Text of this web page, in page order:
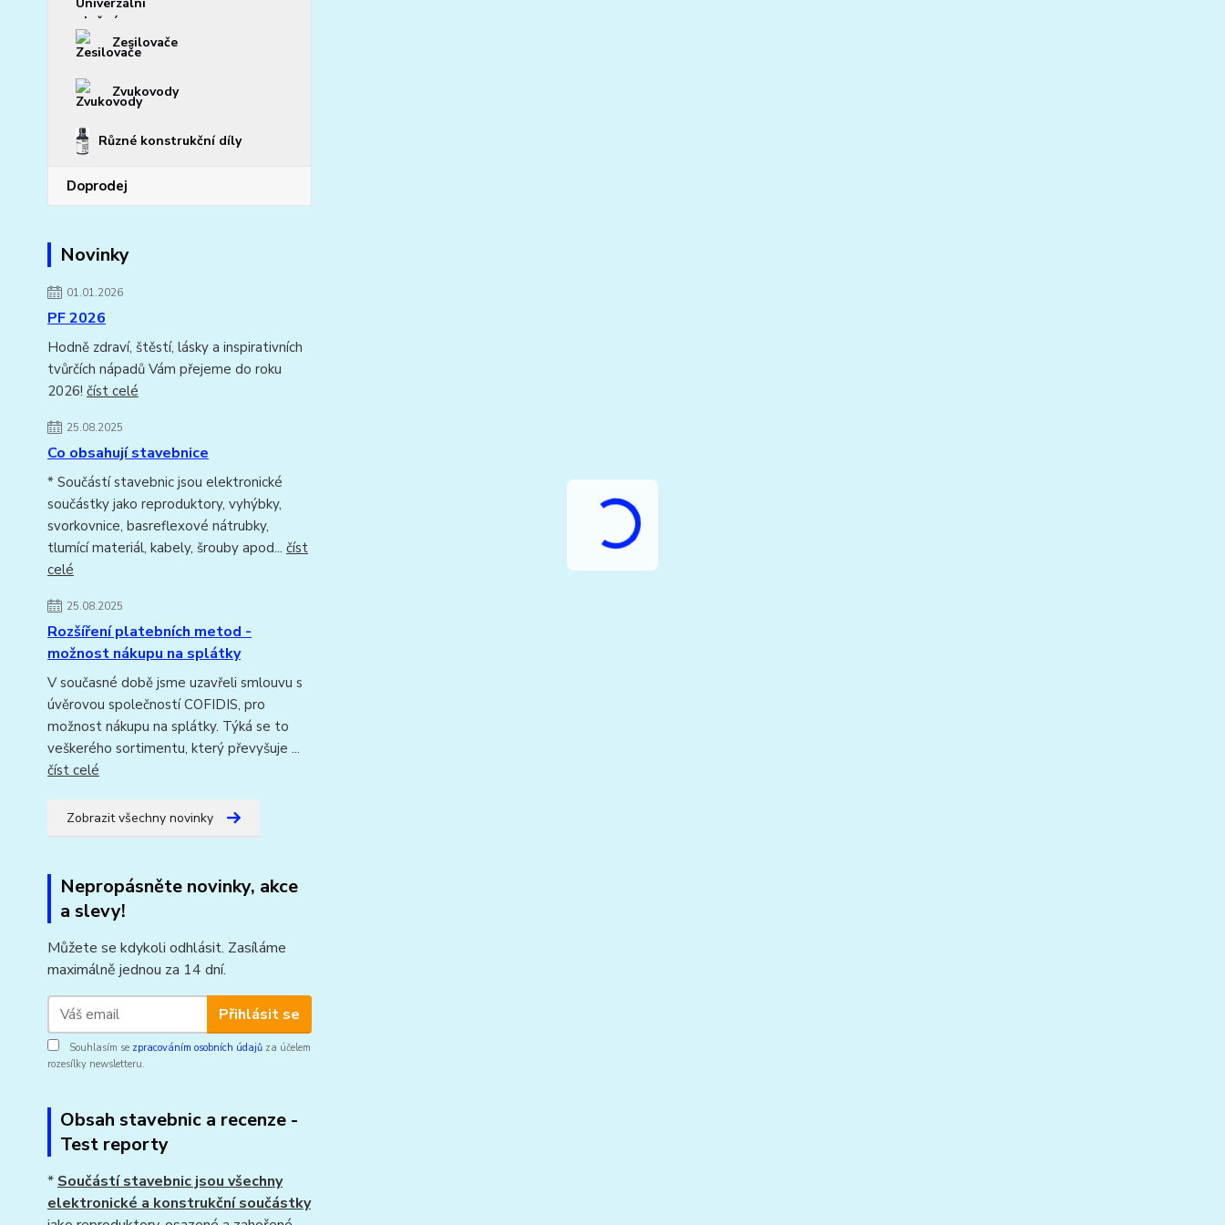
Zesilovače
Zvukovody
Různé konstrukční díly
Doprodej
Novinky
01.01.2026
PF 2026
Hodně zdraví, štěstí, lásky a inspirativních
tvůrčích nápadů Vám přejeme do roku
2026! číst celé
25.08.2025
Co obsahují stavebnice
* Součástí stavebnic jsou elektronické
součástky jako reproduktory, vyhýbky,
svorkovnice, basreflexové nátrubky,
tlumící materiál, kabely, šrouby apod... číst
celé
25.08.2025
Rozšíření platebních metod -
možnost nákupu na splátky
V současné době jsme uzavřeli smlouvu s
úvěrovou společností COFIDIS, pro
možnost nákupu na splátky. Týká se to
veškerého sortimentu, který převyšuje ...
číst celé
Zobrazit všechny novinky
Nepropásněte novinky, akce
a slevy!
Můžete se kdykoli odhlásit. Zasíláme
maximálně jednou za 14 dní.
Přihlásit se
Souhlasím se zpracováním osobních údajů za účelem
rozesílky newsletteru.
Obsah stavebnic a recenze -
Test reporty
* Součástí stavebnic jsou všechny
elektronické a konstrukční součástky